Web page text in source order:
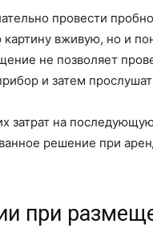
провести
вживую, но и
не позволяет
и затем
затрат на
решение при
при